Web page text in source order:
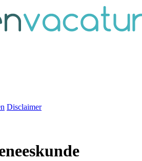
Disclaimer